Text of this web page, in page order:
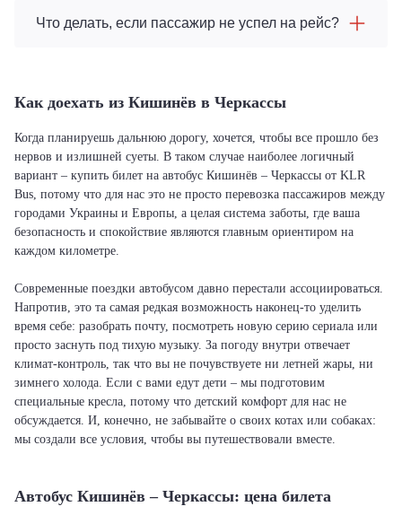
Что делать, если пассажир не успел на рейс?
Как доехать из Кишинёв в Черкассы
Когда планируешь дальнюю дорогу, хочется, чтобы все прошло без
нервов и излишней суеты. В таком случае наиболее логичный
вариант – купить билет на автобус Кишинёв – Черкассы от KLR
Bus, потому что для нас это не просто перевозка пассажиров между
городами Украины и Европы, а целая система заботы, где ваша
безопасность и спокойствие являются главным ориентиром на
каждом километре.
Современные поездки автобусом давно перестали ассоциироваться.
Напротив, это та самая редкая возможность наконец-то уделить
время себе: разобрать почту, посмотреть новую серию сериала или
просто заснуть под тихую музыку. За погоду внутри отвечает
климат-контроль, так что вы не почувствуете ни летней жары, ни
зимнего холода. Если с вами едут дети – мы подготовим
специальные кресла, потому что детский комфорт для нас не
обсуждается. И, конечно, не забывайте о своих котах или собаках:
мы создали все условия, чтобы вы путешествовали вместе.
Автобус Кишинёв – Черкассы: цена билета